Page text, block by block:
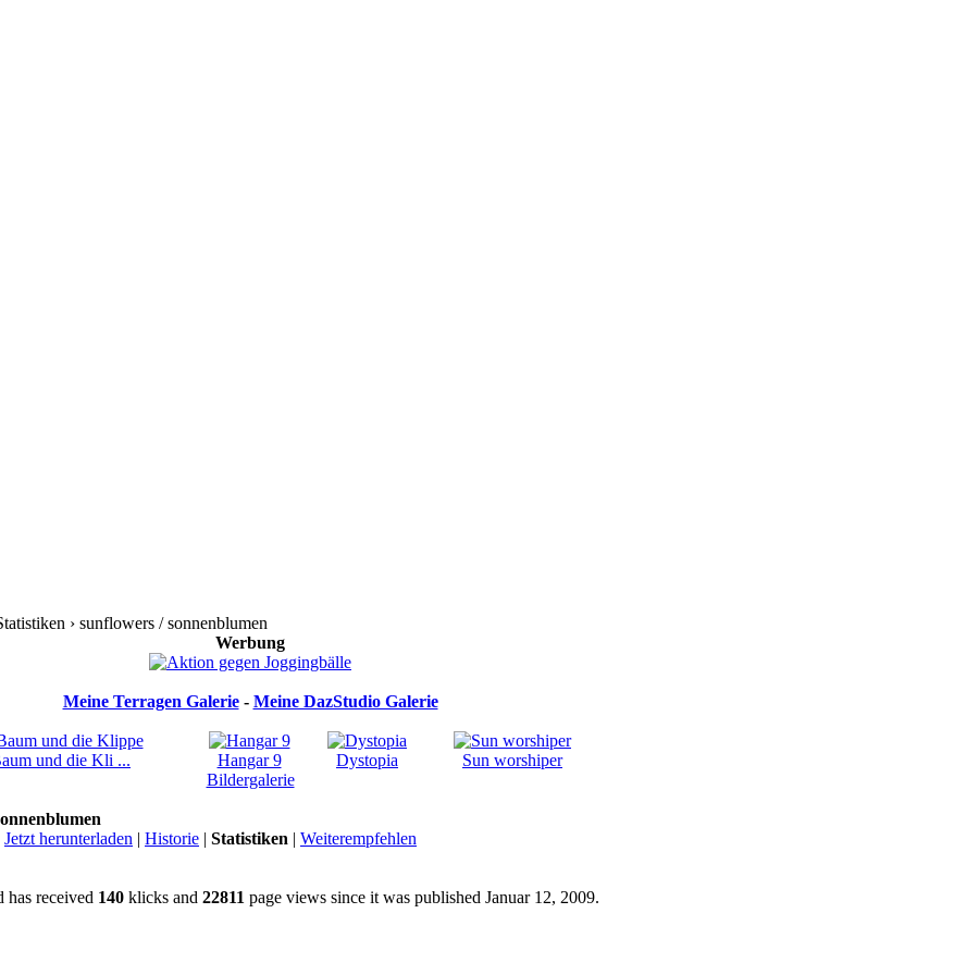
› sunflowers / sonnenblumen
Werbung
Meine Terragen Galerie- Meine DazStudio Galerie
und die Kli ... Hangar 9 Dystopia
Sun worshiper
Bildergalerie
Jetzt herunterladen | Historie | Statistiken | Weiterempfehlen
has received 140 klicks and 22811 page views since it was published Januar 12, 2009.